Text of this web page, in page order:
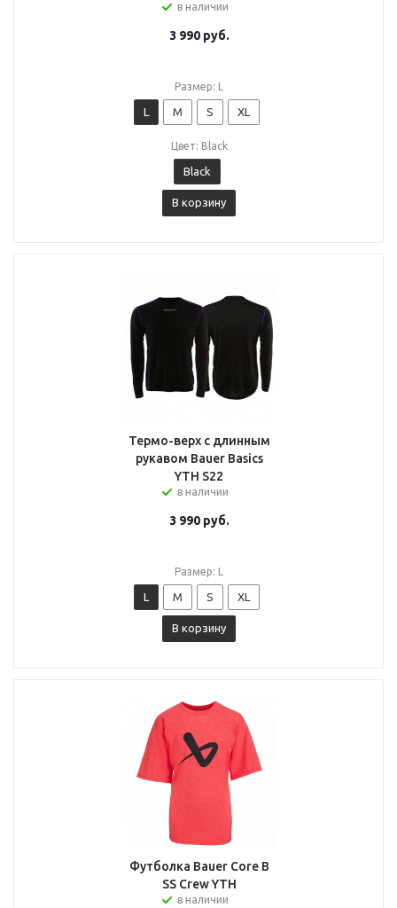
в наличии
3 990руб.
Размер: L
L M S XL
Цвет: Black
Black
В корзину
Термо-верх с длинным
рукавом Bauer Basics
YTH S22
в наличии
3 990руб.
Размер: L
L M S XL
В корзину
Футболка Bauer Core B
SS Crew YTH
в наличии